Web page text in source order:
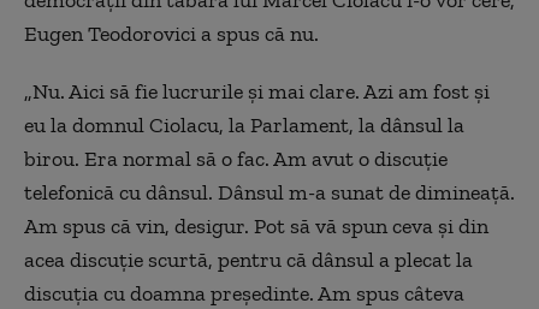
Eugen Teodorovici a spus că nu.
„Nu. Aici să fie lucrurile și mai clare. Azi am fost și
eu la domnul Ciolacu, la Parlament, la dânsul la
birou. Era normal să o fac. Am avut o discuție
telefonică cu dânsul. Dânsul m-a sunat de dimineață.
Am spus că vin, desigur. Pot să vă spun ceva și din
acea discuție scurtă, pentru că dânsul a plecat la
discuția cu doamna președinte. Am spus câteva